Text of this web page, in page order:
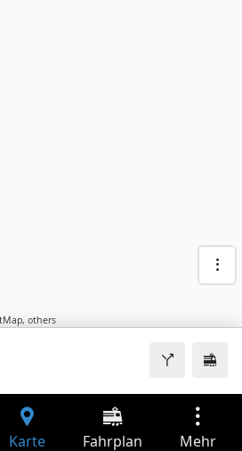
, others
Karte Fahrplan Mehr